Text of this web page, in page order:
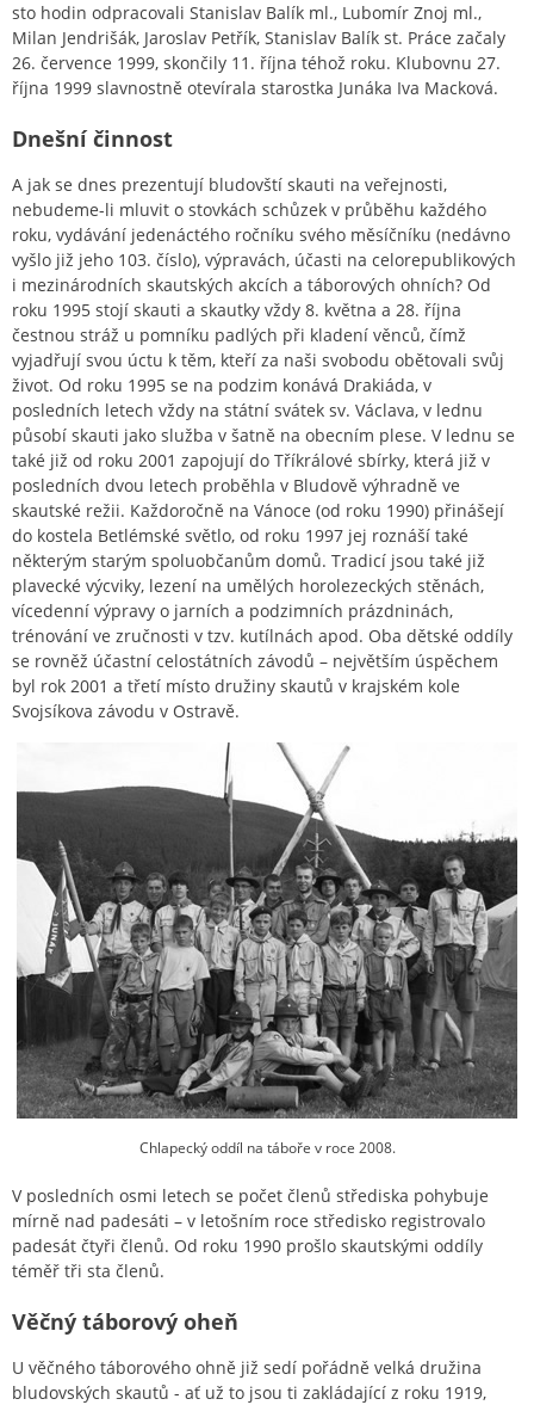
sto hodin odpracovali Stanislav Balík ml., Lubomír Znoj ml.,
Milan Jendrišák, Jaroslav Petřík, Stanislav Balík st. Práce začaly
26. července 1999, skončily 11. října téhož roku. Klubovnu 27.
října 1999 slavnostně otevírala starostka Junáka Iva Macková.
Dnešní činnost
A jak se dnes prezentují bludovští skauti na veřejnosti,
nebudeme-li mluvit o stovkách schůzek v průběhu každého
roku, vydávání jedenáctého ročníku svého měsíčníku (nedávno
vyšlo již jeho 103. číslo), výpravách, účasti na celorepublikových
i mezinárodních skautských akcích a táborových ohních? Od
roku 1995 stojí skauti a skautky vždy 8. května a 28. října
čestnou stráž u pomníku padlých při kladení věnců, čímž
vyjadřují svou úctu k těm, kteří za naši svobodu obětovali svůj
život. Od roku 1995 se na podzim konává Drakiáda, v
posledních letech vždy na státní svátek sv. Václava, v lednu
působí skauti jako služba v šatně na obecním plese. V lednu se
také již od roku 2001 zapojují do Tříkrálové sbírky, která již v
posledních dvou letech proběhla v Bludově výhradně ve
skautské režii. Každoročně na Vánoce (od roku 1990) přinášejí
do kostela Betlémské světlo, od roku 1997 jej roznáší také
některým starým spoluobčanům domů. Tradicí jsou také již
plavecké výcviky, lezení na umělých horolezeckých stěnách,
vícedenní výpravy o jarních a podzimních prázdninách,
trénování ve zručnosti v tzv. kutílnách apod. Oba dětské oddíly
se rovněž účastní celostátních závodů – největším úspěchem
byl rok 2001 a třetí místo družiny skautů v krajském kole
Svojsíkova závodu v Ostravě.
Chlapecký oddíl na táboře v roce 2008.
V posledních osmi letech se počet členů střediska pohybuje
mírně nad padesáti – v letošním roce středisko registrovalo
padesát čtyři členů. Od roku 1990 prošlo skautskými oddíly
téměř tři sta členů.
Věčný táborový oheň
U věčného táborového ohně již sedí pořádně velká družina
bludovských skautů - ať už to jsou ti zakládající z roku 1919,